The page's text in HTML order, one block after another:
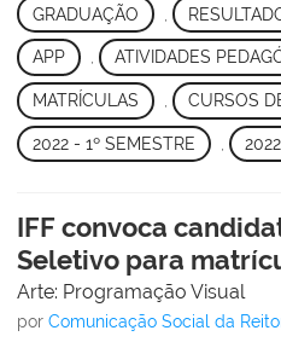
GRADUAÇÃO
APP , ATIVIDADES
MATRÍCULAS CURSOS
2022 - 1º SEMESTRE
IFF convoca
Seletivo para
Arte: Programação Visual
por Comunicação Social da